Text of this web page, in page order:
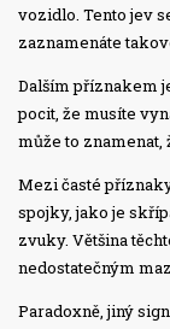
vozidlo. Tento jev
zaznamenáte
Dalším příznakem
pocit, že musíte
může to znamenat,
Mezi časté
spojky, jako je
zvuky. Většina
nedostatečným
Paradoxně, jiný